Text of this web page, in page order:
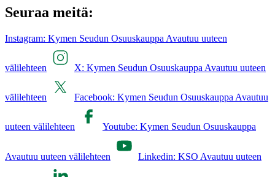
Seuraa meitä:
Instagram: Kymen Seudun Osuuskauppa Avautuu uuteen
välilehteen X: Kymen Seudun Osuuskauppa Avautuu uuteen
välilehteen Facebook: Kymen Seudun Osuuskauppa Avautuu
uuteen välilehteen Youtube: Kymen Seudun Osuuskauppa
Avautuu uuteen välilehteen Linkedin: KSO Avautuu uuteen